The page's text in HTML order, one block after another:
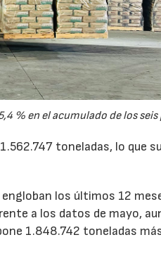
% en el acumulado de los
toneladas, lo que
los últimos 12
a los datos de mayo,
1.848.742 toneladas